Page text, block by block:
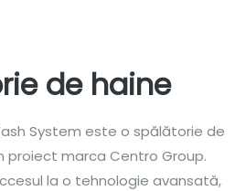
de haine
System este o spălătorie de
proiect marca Centro Group.
la o tehnologie avansată,